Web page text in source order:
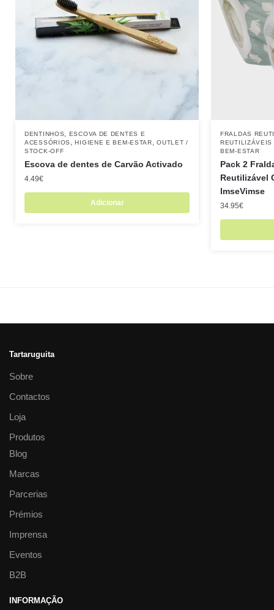
DENTINHOS
ESCOVA DE DENTES E
ACESSÓRIOS
,HIGIENE E BEM-ESTAR ,OUTLET /
STOCK-OFF
Escova de dentes de Carvão Activado
4.49€
Adicionar
FRALDAS
REUTILIZÁVEIS
BEM-ESTAR
Pack 2
Reutilizável
ImseVimse
34.95€
Tartaruguita
Sobre
Contactos
Loja
Produtos
Blog
Marcas
Parcerias
Prémios
Imprensa
Eventos
B2B
INFORMAÇÃO